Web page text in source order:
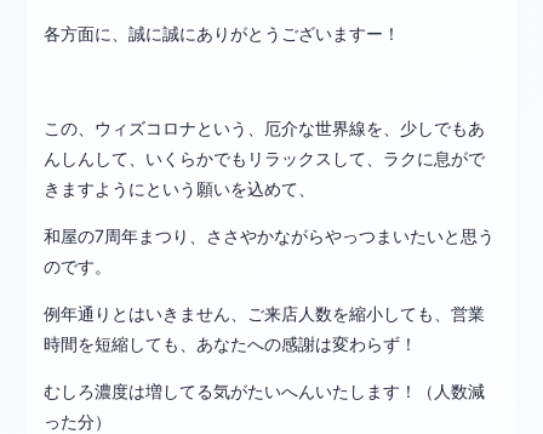
各方面に、誠に誠にありがとうございますー！
この、ウィズコロナという、厄介な世界線を、少しでもあ
んしんして、いくらかでもリラックスして、ラクに息がで
きますようにという願いを込めて、
和屋の7周年まつり、ささやかながらやっつまいたいと思う
のです。
例年通りとはいきません、ご来店人数を縮小しても、営業
時間を短縮しても、あなたへの感謝は変わらず！
むしろ濃度は増してる気がたいへんいたします！（人数減
った分）